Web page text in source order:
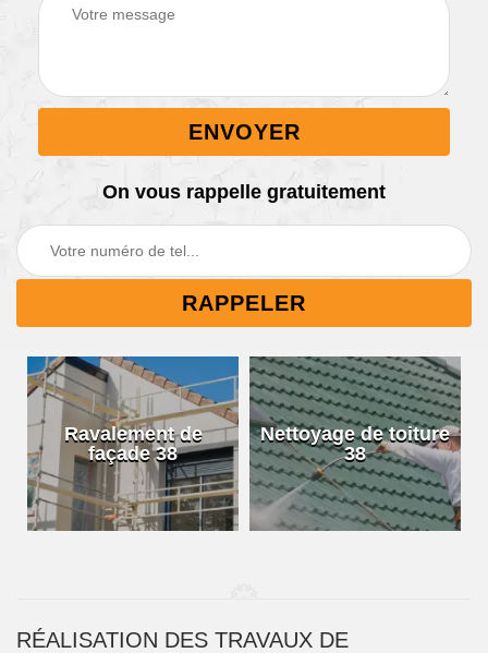
On vous rappelle gratuitement
Ravalement de
façade 38
Nettoyage de toiture
38
RÉALISATION DES TRAVAUX DE